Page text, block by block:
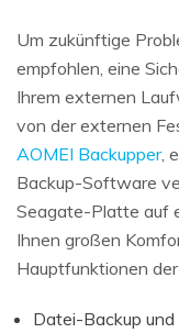
Um zukünftige
empfohlen, eine
Ihrem externen
von der externen
AOMEI Backupper,
Backup-Software
Seagate-Platte auf
Ihnen großen
Hauptfunktionen
Datei-Backup